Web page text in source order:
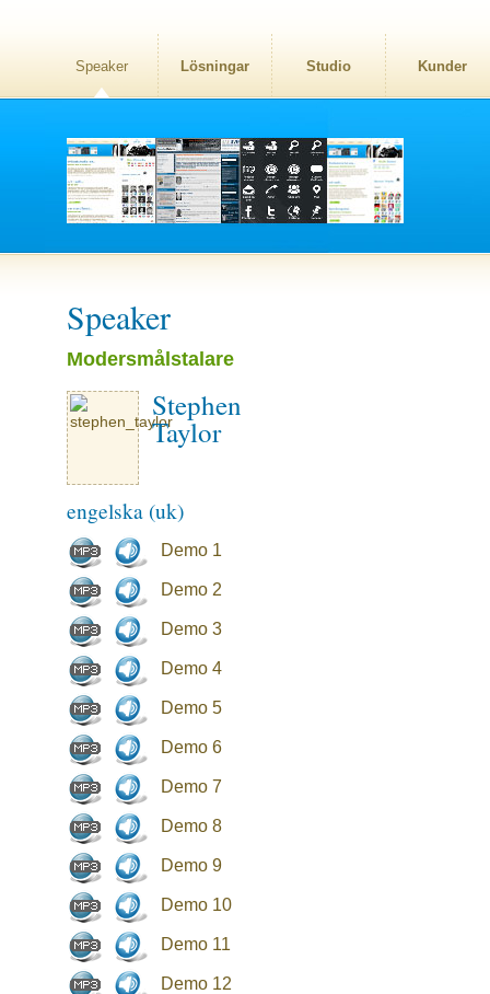
Speaker Lösningar Studio Kunder
Speaker
Modersmålstalare
Stephen
Taylor
engelska (uk)
Demo 1
Demo 2
Demo 3
Demo 4
Demo 5
Demo 6
Demo 7
Demo 8
Demo 9
Demo 10
Demo 11
Demo 12